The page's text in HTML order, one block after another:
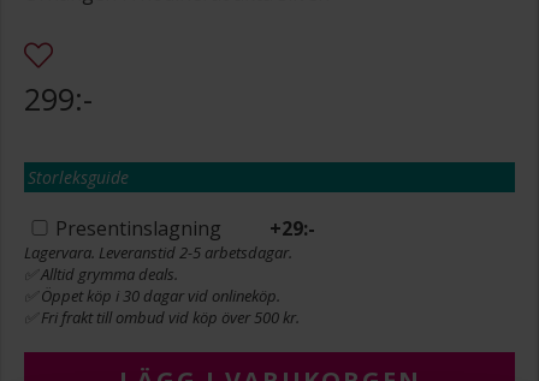
299:-
Storleksguide
Presentinslagning +29:-
Lagervara. Leveranstid 2-5 arbetsdagar.
✅ Alltid grymma deals.
✅ Öppet köp i 30 dagar vid onlineköp.
✅ Fri frakt till ombud vid köp över 500 kr.